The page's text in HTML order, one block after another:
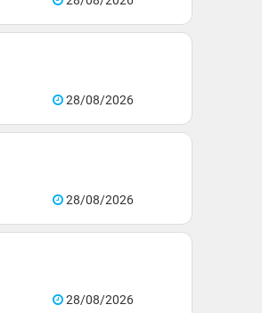
28/08/2026
28/08/2026
28/08/2026